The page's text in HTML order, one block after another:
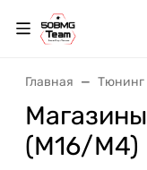
Главная Тюнинг
(M16/M4)